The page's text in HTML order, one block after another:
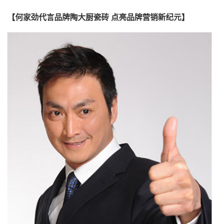
【何家劲代言品牌陶大厨瓷砖 点亮品牌营销新纪元】